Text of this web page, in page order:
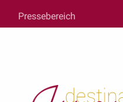
contenu
principal
Pressebereich